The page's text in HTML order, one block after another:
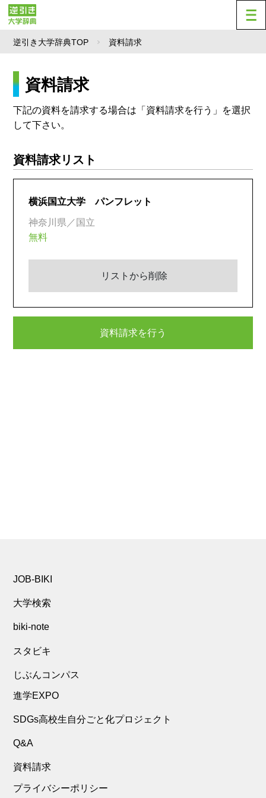
逆引き大学辞典TOP 資料請求
資料請求
下記の資料を請求する場合は「資料請求を行う」を選択
して下さい。
資料請求リスト
横浜国立大学 パンフレット
神奈川県／国立
無料
リストから削除
資料請求を行う
JOB-BIKI
大学検索
biki-note
スタビキ
じぶんコンパス
進学EXPO
SDGs高校生自分ごと化プロジェクト
Q&A
資料請求
プライバシーポリシー